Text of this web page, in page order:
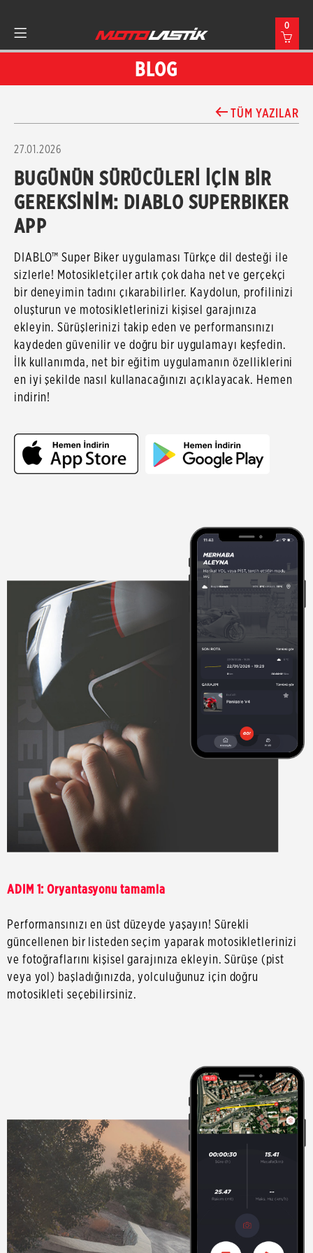
0
BLOG
TÜM YAZILAR
27.01.2026
BUGÜNÜN SÜRÜCÜLERİ İÇİN BİR
GEREKSİNİM: DIABLO SUPERBIKER
APP
DIABLO™ Super Biker uygulaması Türkçe dil desteği ile
sizlerle! Motosikletçiler artık çok daha net ve gerçekçi
bir deneyimin tadını çıkarabilirler. Kaydolun, profilinizi
oluşturun ve motosikletlerinizi kişisel garajınıza
ekleyin. Sürüşlerinizi takip eden ve performansınızı
kaydeden güvenilir ve doğru bir uygulamayı keşfedin.
İlk kullanımda, net bir eğitim uygulamanın özelliklerini
en iyi şekilde nasıl kullanacağınızı açıklayacak. Hemen
indirin!
ADIM 1: Oryantasyonu tamamla
Performansınızı en üst düzeyde yaşayın! Sürekli
güncellenen bir listeden seçim yaparak motosikletlerinizi
ve fotoğraflarını kişisel garajınıza ekleyin. Sürüşe (pist
veya yol) başladığınızda, yolculuğunuz için doğru
motosikleti seçebilirsiniz.